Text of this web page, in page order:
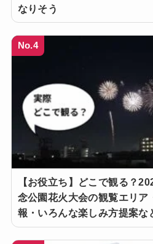
なりそう
No.4
【お役立ち】どこで観る？
念公園花火大会の観覧エリア
報・いろんな楽しみ方提案な